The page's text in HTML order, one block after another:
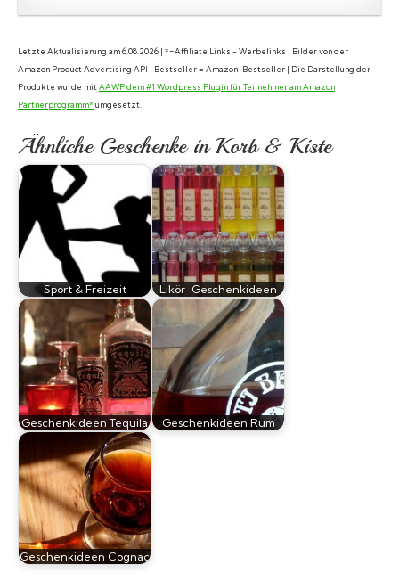
Letzte Aktualisierung am 6.08.2026 | *=Affiliate Links - Werbelinks | Bilder von der
Amazon Product Advertising API | Bestseller = Amazon-Bestseller | Die Darstellung der
Produkte wurde mitAAWP dem #1 Wordpress Plugin für Teilnehmer am Amazon
Partnerprogramm*umgesetzt.
Ähnliche Geschenke in Korb & Kiste
Sport & Freizeit Likör-Geschenkideen
Geschenkideen Tequila Geschenkideen Rum
Geschenkideen Cognac